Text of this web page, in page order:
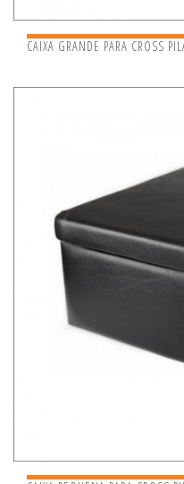
CAIXA GRANDE PARA CROSS